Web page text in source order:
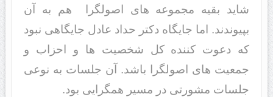
شاید بقیه مجموعه های اصولگرا هم به آن
بپیوندند. اما جایگاه دکتر حداد عادل جایگاهی نبود
که دعوت کننده کل شخصیت ها و احزاب و
جمعیت های اصولگرا باشد. آن جلسات به نوعی
جلسات مشورتی در مسیر همگرایی بود.